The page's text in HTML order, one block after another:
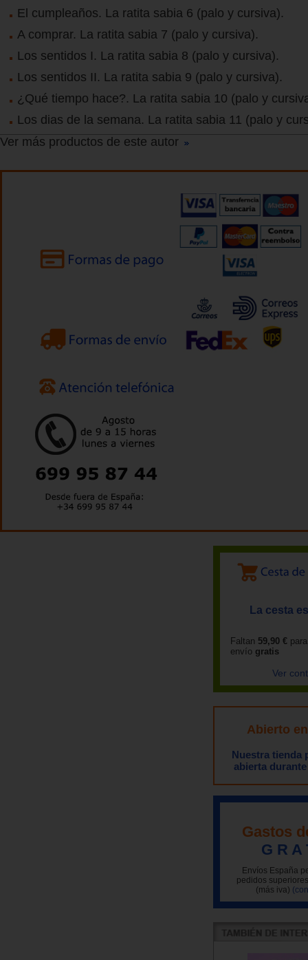
El cumpleaños. La ratita sabia 6 (palo y cursiva).
A comprar. La ratita sabia 7 (palo y cursiva).
Los sentidos I. La ratita sabia 8 (palo y cursiva).
Los sentidos II. La ratita sabia 9 (palo y cursiva).
¿Qué tiempo hace?. La ratita sabia 10 (palo y
Los dias de la semana. La ratita sabia 11 (palo y
Ver más productos de este autor
La cesta
Faltan 59,90 €
envío gratis
Ver
Abierto
Nuestra tienda
abierta
Gastos
G R A
Envíos España
pedidos
(más iva)